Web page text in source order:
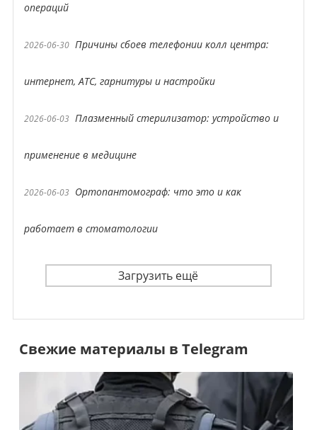
операций
2026-06-30 Причины сбоев телефонии колл центра:
интернет, АТС, гарнитуры и настройки
2026-06-03 Плазменный стерилизатор: устройство и
применение в медицине
2026-06-03 Ортопантомограф: что это и как
работает в стоматологии
Загрузить ещё
Свежие материалы в Telegram